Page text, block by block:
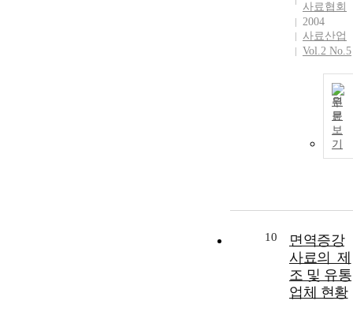
사료협회
2004
사료산업
Vol.2 No.5
원
문
보
기
10
면역증강
사료의_제
조 및 유통
업체 현황